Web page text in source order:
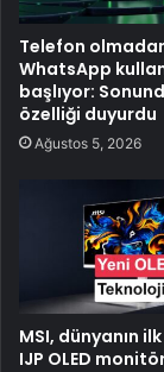
Telefon
WhatsApp
başlıyor:
özelliği duyurdu
Ağustos 5, 2026
MSI, dünyanın
IJP OLED